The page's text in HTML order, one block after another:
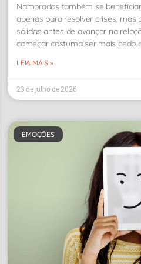
Namorados também se
apenas para resolver crises, mas
sólidas antes de avançar na
começar costuma ser mais cedo
LEIA MAIS »
23 de julho de 2026
EMOÇÕES